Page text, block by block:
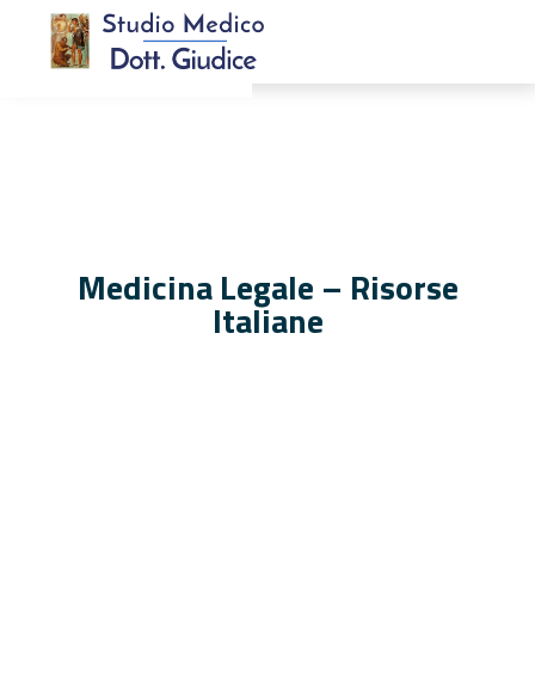
Medicina Legale – Risorse
Italiane